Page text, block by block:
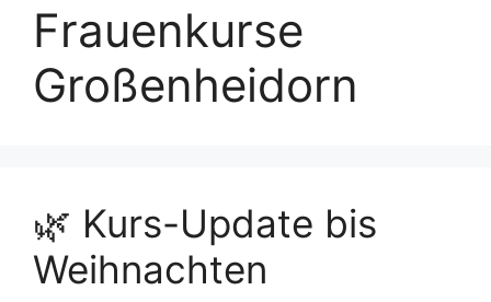
Frauenkurse
Großenheidorn
🌿 Kurs-Update bis
Weihnachten